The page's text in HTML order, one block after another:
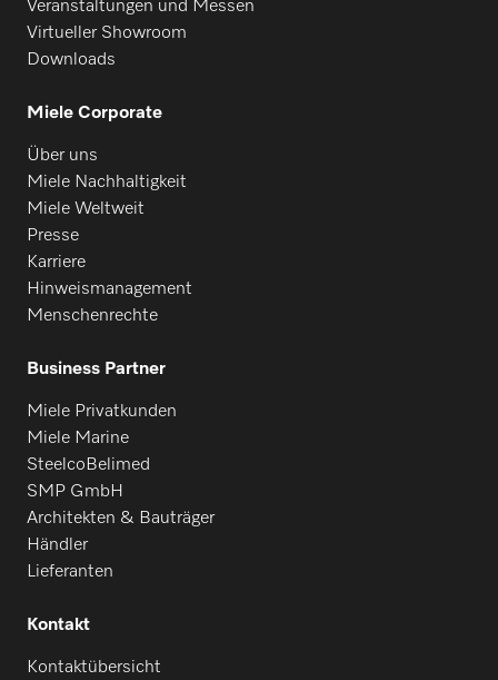
Veranstaltungen und Messen
Virtueller Showroom
Downloads
Miele Corporate
Über uns
Miele Nachhaltigkeit
Miele Weltweit
Presse
Karriere
Hinweismanagement
Menschenrechte
Business Partner
Miele Privatkunden
Miele Marine
SteelcoBelimed
SMP GmbH
Architekten & Bauträger
Händler
Lieferanten
Kontakt
Kontaktübersicht